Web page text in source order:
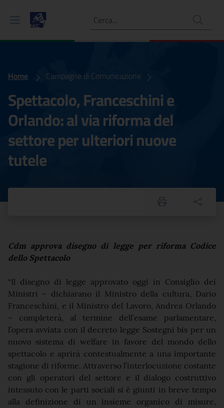
Ricerca
Home Campagne di Comunicazione
collegatospettacolo
Spettacolo, Franceschini e
Orlando: al via riforma del
settore per ulteriori nuove
tutele
Cdm approva disegno di legge per riforma Codice
dello Spettacolo
“Il disegno di legge approvato oggi in Consiglio dei
Ministri – dichiarano il Ministro della cultura, Dario
Franceschini, e il Ministro del Lavoro, Andrea Orlando
– completerà, al termine dell’esame parlamentare,
l’opera avviata con il decreto legge Sostegni bis per un
nuovo sistema di welfare in favore del mondo dello
spettacolo e aprirà contestualmente a una importante
stagione di riforme. Attraverso l’interlocuzione costante
con gli operatori del settore e il dialogo costruttivo
intessuto con le parti sociali si è giunti in breve tempo
alla definizione di un insieme organico di misure,